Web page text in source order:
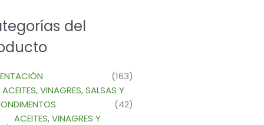
del
(163)
ACEITES, VINAGRES, SALSAS Y
(42)
ACEITES, VINAGRES Y